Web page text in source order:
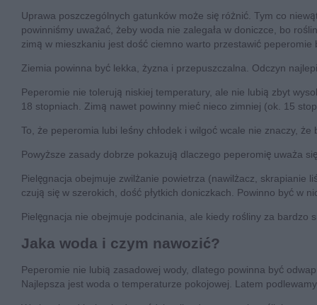
Uprawa poszczególnych gatunków może się różnić. Tym co
powinniśmy uważać, żeby woda nie zalegała w doniczce, bo
zimą w mieszkaniu jest dość ciemno warto przestawić peperomie
Ziemia powinna być lekka, żyzna i przepuszczalna. Odczyn
Peperomie nie tolerują niskiej temperatury, ale nie lubią zbyt
18 stopniach. Zimą nawet powinny mieć nieco zimniej (ok. 15
To, że peperomia lubi leśny chłodek i wilgoć wcale nie znaczy,
Powyższe zasady dobrze pokazują dlaczego peperomię uważa
Pielęgnacja obejmuje zwilżanie powietrza (nawilżacz, skrapianie
czują się w szerokich, dość płytkich doniczkach. Powinno być w
Pielęgnacja nie obejmuje podcinania, ale kiedy rośliny za bardzo
Jaka woda i czym nawozić?
Peperomie nie lubią zasadowej wody, dlatego powinna być
Najlepsza jest woda o temperaturze pokojowej. Latem